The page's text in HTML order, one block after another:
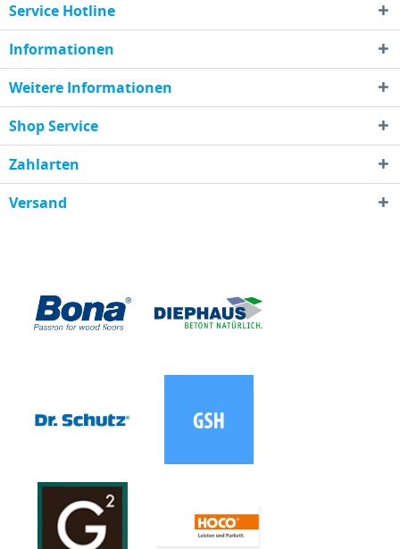
Service Hotline
Informationen
Weitere Informationen
Shop Service
Zahlarten
Versand